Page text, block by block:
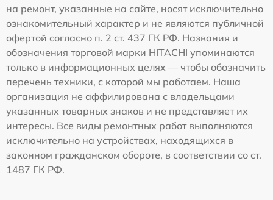
на ремонт, указанные на сайте, носят исключительно
ознакомительный характер и не являются публичной
офертой согласно п. 2 ст. 437 ГК РФ. Названия и
обозначения торговой марки HITACHI упоминаются
только в информационных целях — чтобы обозначить
перечень техники, с которой мы работаем. Наша
организация не аффилирована с владельцами
указанных товарных знаков и не представляет их
интересы. Все виды ремонтных работ выполняются
исключительно на устройствах, находящихся в
законном гражданском обороте, в соответствии со ст.
1487 ГК РФ.